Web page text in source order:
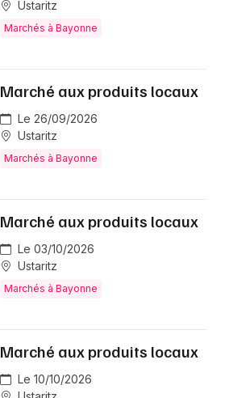
Ustaritz
Marchés à Bayonne
Marché aux produits locaux
Le 26/09/2026
Ustaritz
Marchés à Bayonne
Marché aux produits locaux
Le 03/10/2026
Ustaritz
Marchés à Bayonne
Marché aux produits locaux
Le 10/10/2026